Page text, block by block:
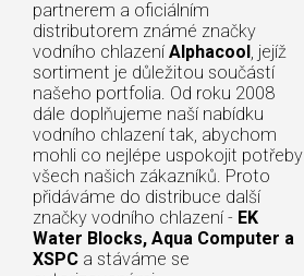
partnerem a oficiálním
distributorem známé značky
vodního chlazení Alphacool, jejíž
sortiment je důležitou součástí
našeho portfolia. Od roku 2008
dále doplňujeme naší nabídku
vodního chlazení tak, abychom
mohli co nejlépe uspokojit potřeby
všech našich zákazníků. Proto
přidáváme do distribuce další
značky vodního chlazení - EK
Water Blocks, Aqua Computer a
XSPC a stáváme se